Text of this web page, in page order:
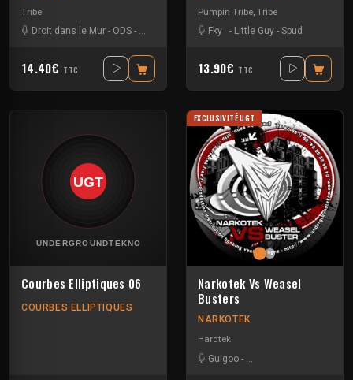
Tribe
Droit dans le Mur - ODS - Pyrogene Redge- Trashbak 76
14.40€ TTC
Pumpin Tribe Tribe
Fky
- Little Guy - Spud
13.90€ TTC
Courbes Elliptiques 06
COURBES ELLIPTIQUES
EXCLUSIVITÉ UGT
Narkotek Vs Weasel
Busters
NARKOTEK
Hardtek
Guigoo - Mat Weasel busters